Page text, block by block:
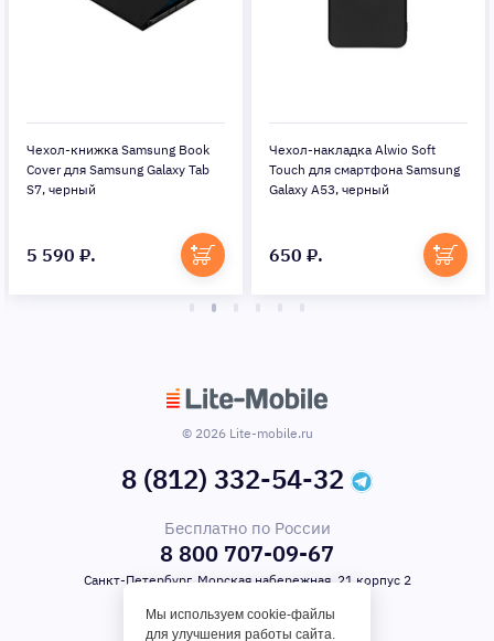
Чехол-книжка Samsung Book
Cover для Samsung Galaxy Tab
S7, черный
5 590 ₽.
Чехол-накладка Alwio Soft
Touch для смартфона Samsung
Galaxy A53, черный
650 ₽.
© 2026 Lite-mobile.ru
8 (812) 332-54-32
Бесплатно по России
8 800 707-09-67
Санкт-Петербург, Морская набережная, 21 корпус 2
Мы используем cookie-файлы
для улучшения работы сайта.